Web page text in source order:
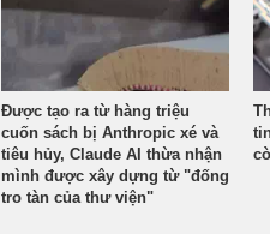
Được tạo ra từ hàng triệu
cuốn sách bị Anthropic xé và
tiêu hủy, Claude AI thừa nhận
mình được xây dựng từ "đống
tro tàn của thư viện"